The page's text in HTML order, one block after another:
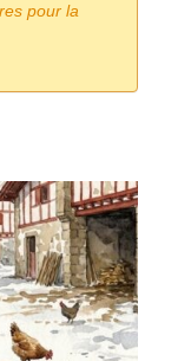
pour la